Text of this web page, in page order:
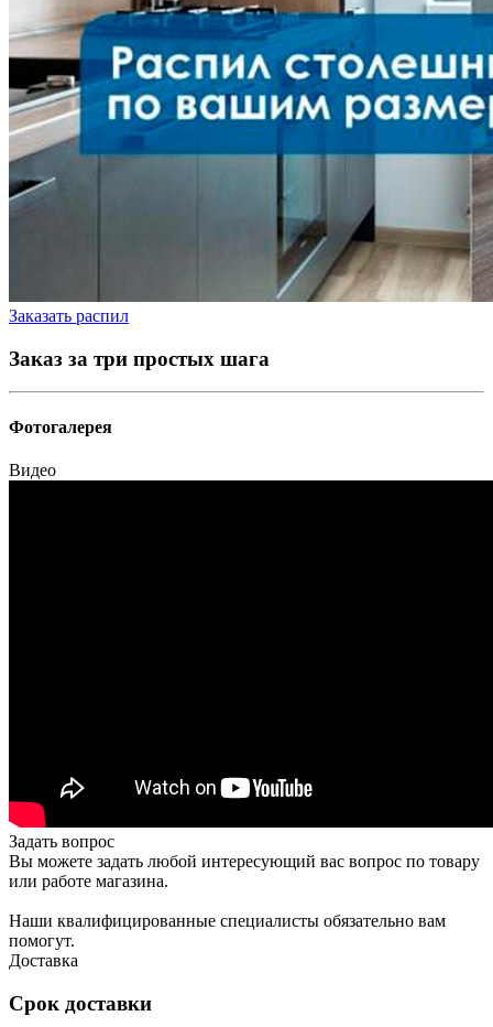
Заказать распил
Заказ за три простых шага
Фотогалерея
Видео
Задать вопрос
Вы можете задать любой интересующий вас вопрос по товару
или работе магазина.
Наши квалифицированные специалисты обязательно вам
помогут.
Доставка
Срок доставки